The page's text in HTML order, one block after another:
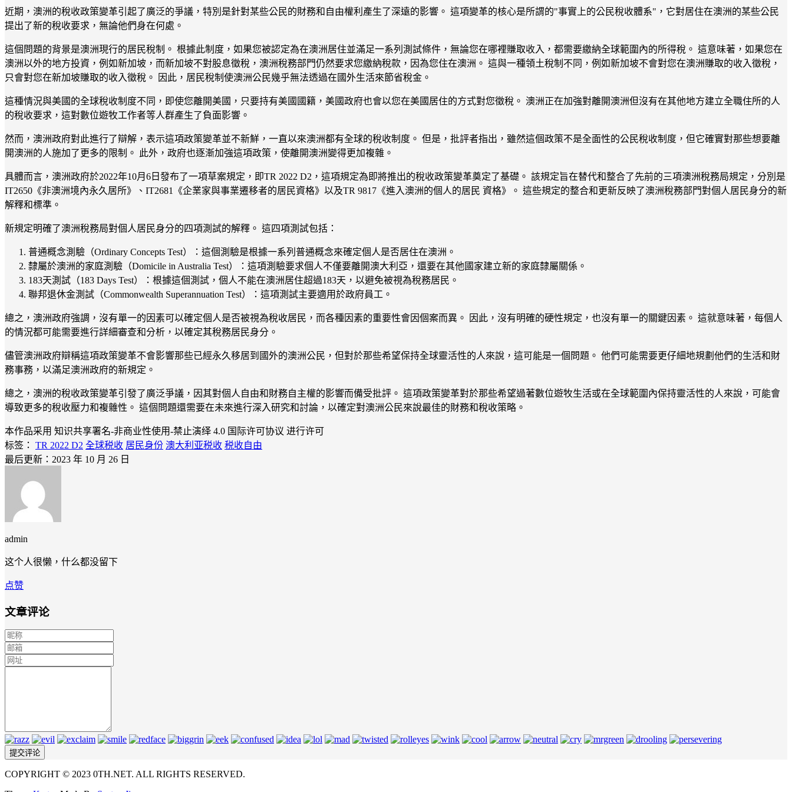
近期，澳洲的稅收政策變革引起了廣泛的爭議，特別是針對某些公民的財務和自由權利產生了深遠的影響。 這項變革的核心是所謂的"事實上的公民稅收體系"，它對居住在澳洲的某些公民
提出了新的稅收要求，無論他們身在何處。
這個問題的背景是澳洲現行的居民稅制。 根據此制度，如果您被認定為在澳洲居住並滿足一系列測試條件，無論您在哪裡賺取收入，都需要繳納全球範圍內的所得稅。 這意味著，如果您在
澳洲以外的地方投資，例如新加坡，而新加坡不對股息徵稅，澳洲稅務部門仍然要求您繳納稅款，因為您住在澳洲。 這與一種領土稅制不同，例如新加坡不會對您在澳洲賺取的收入徵稅，
只會對您在新加坡賺取的收入徵稅。 因此，居民稅制使澳洲公民幾乎無法透過在國外生活來節省稅金。
這種情況與美國的全球稅收制度不同，即使您離開美國，只要持有美國國籍，美國政府也會以您在美國居住的方式對您徵稅。 澳洲正在加強對離開澳洲但沒有在其他地方建立全職住所的人
的稅收要求，這對數位遊牧工作者等人群產生了負面影響。
然而，澳洲政府對此進行了辯解，表示這項政策變革並不新鮮，一直以來澳洲都有全球的稅收制度。 但是，批評者指出，雖然這個政策不是全面性的公民稅收制度，但它確實對那些想要離
開澳洲的人施加了更多的限制。 此外，政府也逐漸加強這項政策，使離開澳洲變得更加複雜。
具體而言，澳洲政府於2022年10月6日發布了一項草案規定，即TR 2022 D2，這項規定為即將推出的稅收政策變革奠定了基礎。 該規定旨在替代和整合了先前的三項澳洲稅務局規定，分別是
IT2650《非澳洲境內永久居所》、IT2681《企業家與事業遷移者的居民資格》以及TR 9817《進入澳洲的個人的居民 資格》。 這些規定的整合和更新反映了澳洲稅務部門對個人居民身分的新
解釋和標準。
新規定明確了澳洲稅務局對個人居民身分的四項測試的解釋。 這四項測試包括：
普通概念測驗（Ordinary Concepts Test）：這個測驗是根據一系列普通概念來確定個人是否居住在澳洲。
隸屬於澳洲的家庭測驗（Domicile in Australia Test）：這項測驗要求個人不僅要離開澳大利亞，還要在其他國家建立新的家庭隸屬關係。
183天測試（183 Days Test）：根據這個測試，個人不能在澳洲居住超過183天，以避免被視為稅務居民。
聯邦退休金測試（Commonwealth Superannuation Test）：這項測試主要適用於政府員工。
總之，澳洲政府強調，沒有單一的因素可以確定個人是否被視為稅收居民，而各種因素的重要性會因個案而異。 因此，沒有明確的硬性規定，也沒有單一的關鍵因素。 這就意味著，每個人
的情況都可能需要進行詳細審查和分析，以確定其稅務居民身分。
儘管澳洲政府辯稱這項政策變革不會影響那些已經永久移居到國外的澳洲公民，但對於那些希望保持全球靈活性的人來說，這可能是一個問題。 他們可能需要更仔細地規劃他們的生活和財
務事務，以滿足澳洲政府的新規定。
總之，澳洲的稅收政策變革引發了廣泛爭議，因其對個人自由和財務自主權的影響而備受批評。 這項政策變革對於那些希望過著數位遊牧生活或在全球範圍內保持靈活性的人來說，可能會
導致更多的稅收壓力和複雜性。 這個問題還需要在未來進行深入研究和討論，以確定對澳洲公民來說最佳的財務和稅收策略。
本作品采用 知识共享署名-非商业性使用-禁止演绎 4.0 国际许可协议 进行许可
标签：
TR 2022 D2 全球税收 居民身份 澳大利亚税收 税收自由
最后更新：2023 年 10 月 26 日
admin
这个人很懒，什么都没留下
点赞
文章评论
COPYRIGHT © 2023 0TH.NET. ALL RIGHTS RESERVED.